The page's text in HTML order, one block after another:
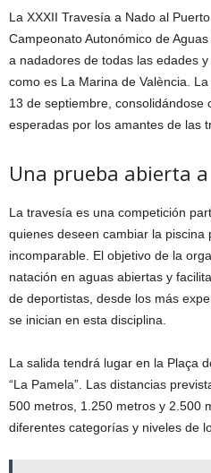
La XXXII Travesía a Nado al
Campeonato Autonómico de
a nadadores de todas las edades
como es La Marina de València.
13 de septiembre, consolidándose
esperadas por los amantes de las
Una prueba abierta
La travesía es una competición
quienes deseen cambiar la
incomparable. El objetivo de la
natación en aguas abiertas y
de deportistas, desde los más
se inician en esta disciplina.
La salida tendrá lugar en la Plaça
“La Pamela”. Las distancias
500 metros, 1.250 metros y 2.500
diferentes categorías y niveles de